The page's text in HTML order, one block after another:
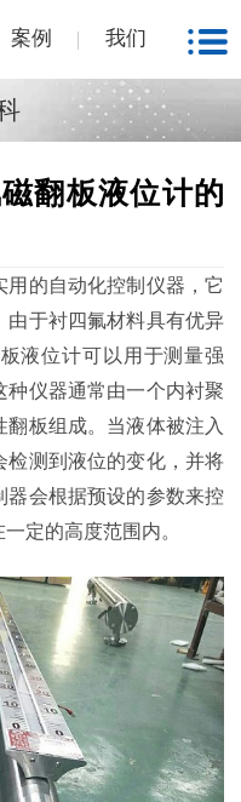
案例 我们
翻板液位计的
用的自动化控制仪器，它
由于衬四氟材料具有优异
液位计可以用于测量强
仪器通常由一个内衬聚
翻板组成。当液体被注入
检测到液位的变化，并将
器会根据预设的参数来控
定的高度范围内。